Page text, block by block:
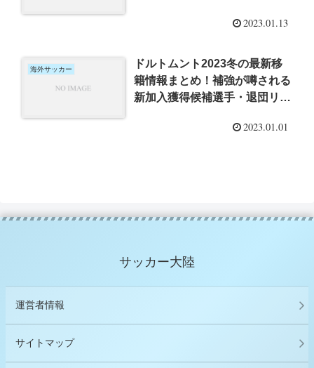
2023.01.13
海外サッカー
ドルトムント2023冬の最新移
籍情報まとめ！補強が噂される
新加入獲得候補選手・退団リス
2023.01.01
サッカー大陸
運営者情報
サイトマップ